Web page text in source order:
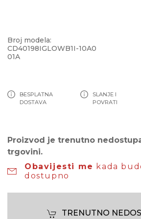
Broj modela:
CD40198IGLOWB1I-10A0
01A
BESPLATNA
DOSTAVA
SLANJE I
POVRATI
Proizvod je trenutno
trgovini.
Obavijesti me kada
dostupno
TRENUTNO